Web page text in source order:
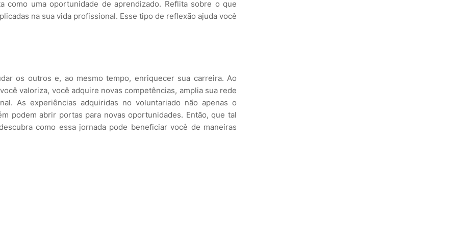
como uma oportunidade de aprendizado. Reflita sobre o que
na sua vida profissional. Esse tipo de reflexão ajuda você
os outros e, ao mesmo tempo, enriquecer sua carreira. Ao
valoriza, você adquire novas competências, amplia sua rede
As experiências adquiridas no voluntariado não apenas o
podem abrir portas para novas oportunidades. Então, que tal
como essa jornada pode beneficiar você de maneiras